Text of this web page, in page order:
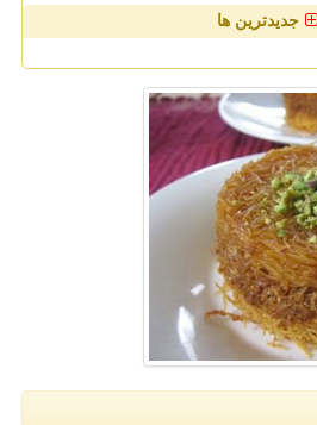
جدیدترین ها